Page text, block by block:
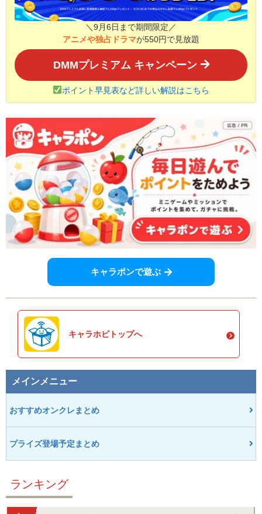
＼9月6日まで期間限定／
アニメや独占ドラマが550円で見放題
DMMプレミアム キャンペーン
ポイント早見表など詳しい解説はこちら
キャラポンで遊ぶ
キャラホビトップへ
メインメニュー
おすすめオンクレまとめ
プライズ登場予定まとめ
ランキング